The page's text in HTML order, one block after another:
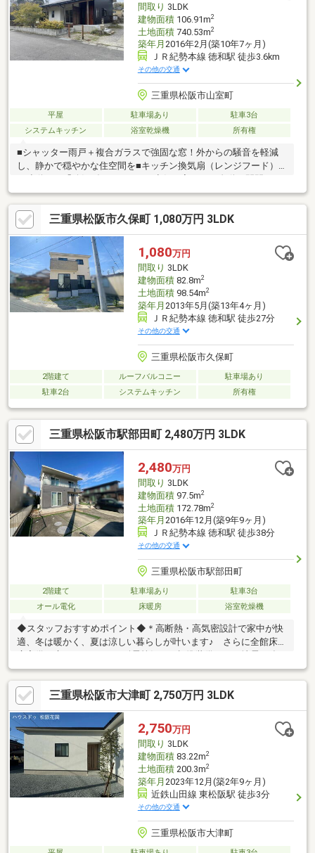
間取り 3LDK
建物面積106.91m2
土地面積740.53m2
築年月 2016年2月(築10年7ヶ月)
ＪＲ紀勢本線 徳和駅 徒歩3.6km
その他の交通
三重県松阪市山室町
平屋 駐車場あり
駐車3台
システムキッチン
浴室乾燥機 所有権
■シャッター雨戸＋複合ガラスで強固な窓！外からの騒音を軽減
し、静かで穏やかな住空間を■キッチン換気扇（レンジフード）
くれます■リビングにはバーモントキャスティングスの薪ストー
ブがあります（上から簡単に薪を入れられます）■広いお庭では
ガーデニングや家庭菜園などが楽しめます！ガーデニングシンク
付■ウッドデッキは圧倒的な耐久性のイタウバ材を仕様。木の表
面が滑らかでトゲやササクレが出にくいです■太陽光発電システ
ム完備！ガレージ車庫２台！駐車スペース４台可能■倉庫はシャ
ッターだけでなく横の扉からも出入りができ、スチールラックや
照明完備
三重県松阪市久保町 1,080万円 3LDK
1,080万円
間取り 3LDK
建物面積82.8m2
土地面積98.54m2
築年月 2013年5月(築13年4ヶ月)
ＪＲ紀勢本線 徳和駅 徒歩27分
その他の交通
三重県松阪市久保町
2階建て ルーフバルコニー
駐車場あり
駐車2台
システムキッチン 所有権
三重県松阪市駅部田町 2,480万円 3LDK
2,480万円
間取り 3LDK
建物面積97.5m2
土地面積172.78m2
築年月 2016年12月(築9年9ヶ月)
ＪＲ紀勢本線 徳和駅 徒歩38分
その他の交通
三重県松阪市駅部田町
2階建て 駐車場あり
駐車3台
オール電化
床暖房 浴室乾燥機
◆スタッフおすすめポイント◆＊高断熱・高気密設計で家中が快
適、冬は暖かく、夏は涼しい暮らしが叶います♪ さらに全館床暖
安心感！◆設備・室内◆＊散らかりがちな玄関もSICがあるので
安心！ベビーカーも外遊び道具もすぐに収納可能！＊２階主寝室
は広々8帖とウォークインクローゼット完備の為物がたくさんある
方も安心！＊オール電化住宅につき、火を使わず小さなお子様の
いるご家庭にも安心安全です♪＊並列駐車４台可能（車種による）
で来客時も安心！◆周辺環境◆＊マックスバリュ学園前まで車約
3分◆学校◆ 山室山小学校・中部中学校
三重県松阪市大津町 2,750万円 3LDK
2,750万円
間取り 3LDK
建物面積83.22m2
土地面積200.3m2
築年月 2023年12月(築2年9ヶ月)
近鉄山田線 東松阪駅 徒歩3分
その他の交通
三重県松阪市大津町